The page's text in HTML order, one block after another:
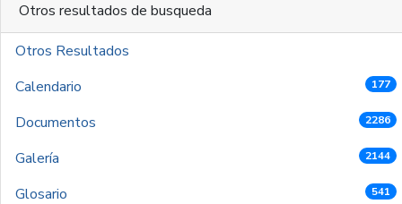
Otros resultados de busqueda
Otros Resultados
Calendario
177
Documentos 2286
Galería 2144
Glosario 541